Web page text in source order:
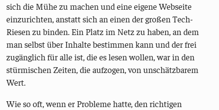
sich die Mühe zu machen und eine eigene Webseite
einzurichten, anstatt sich an einen der großen Tech-
Riesen zu binden. Ein Platz im Netz zu haben, an dem
man selbst über Inhalte bestimmen kann und der frei
zugänglich für alle ist, die es lesen wollen, war in den
stürmischen Zeiten, die aufzogen, von unschätzbarem
Wert.
Wie so oft, wenn er Probleme hatte, den richtigen